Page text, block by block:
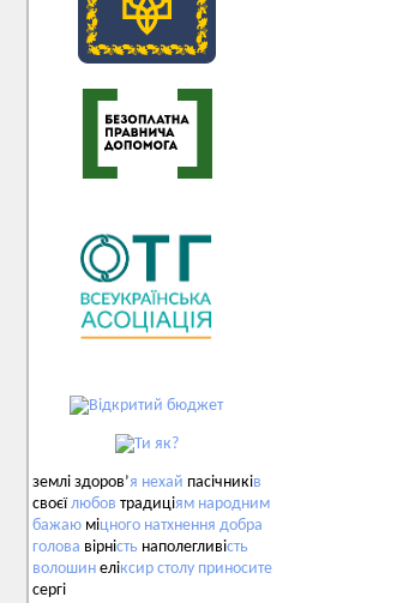
землі здоров’я нехай пасічників
своєїлюбов традиціям народним
бажаю міцного натхнення добра
голова вірність наполегливість
волошин еліксир столу приносите
сергі